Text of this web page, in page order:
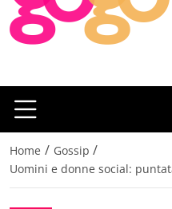
Home / Gossip /
Uomini e donne social: